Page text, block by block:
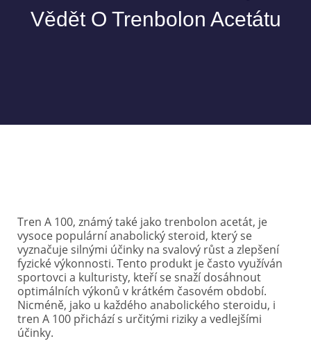
Vědět O Trenbolon Acetátu
Tren A 100, známý také jako trenbolon acetát, je
vysoce populární anabolický steroid, který se
vyznačuje silnými účinky na svalový růst a zlepšení
fyzické výkonnosti. Tento produkt je často využíván
sportovci a kulturisty, kteří se snaží dosáhnout
optimálních výkonů v krátkém časovém období.
Nicméně, jako u každého anabolického steroidu, i
tren A 100 přichází s určitými riziky a vedlejšími
účinky.